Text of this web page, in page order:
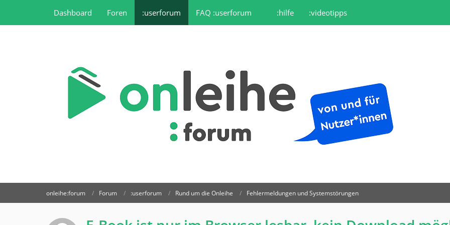
Dashboard Foren :userforum FAQ :userforum :hilfe :videotipps
onleihe:forum Forum :userforum Rund um die Onleihe Fehlermeldungen und Systemstörungen